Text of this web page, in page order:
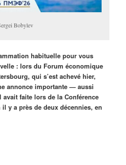
Bobylev
habituelle pour vous
: lors du Forum économique
qui s’est achevé hier,
annonce importante — aussi
faite lors de la Conférence
y a près de deux décennies, en